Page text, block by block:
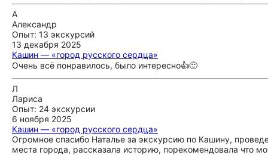
А
Александр
Опыт: 13 экскурсий
13 декабря 2025
Кашин — «город русского сердца»
Очень всё понравилось, было интересно👍🙂
Л
Лариса
Опыт: 24 экскурсии
6 ноября 2025
Кашин — «город русского сердца»
Огромное спасибо Наталье за экскурсию по Кашину,
места города, рассказала историю, порекомендовала что